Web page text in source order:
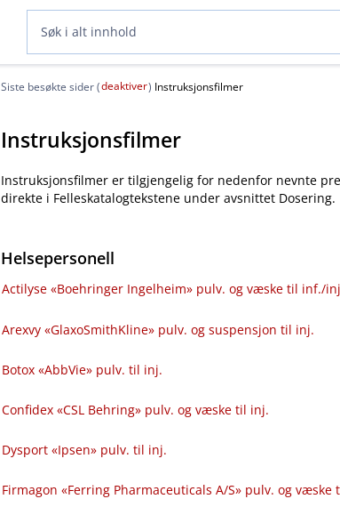
Siste besøkte sider (deaktiver) Instruksjonsfilmer
Instruksjonsfilmer
Instruksjonsfilmer er tilgjengelig for nedenfor nevnte
direkte i Felleskatalogtekstene under avsnittet Dosering.
Helsepersonell
Actilyse «Boehringer Ingelheim» pulv. og væske til inf.​/​
Arexvy «GlaxoSmithKline» pulv. og suspensjon til inj.
Botox «AbbVie» pulv. til inj.
Confidex «CSL Behring» pulv. og væske til inj.
Dysport «Ipsen» pulv. til inj.
Firmagon «Ferring Pharmaceuticals A​/​S» pulv. og væske